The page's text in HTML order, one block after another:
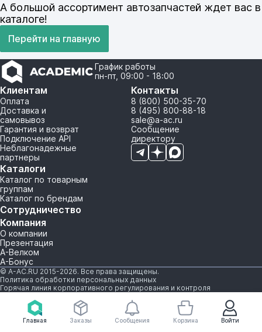
Главная Войти
Заказы Сообщения Корзина
А большой ассортимент автозапчастей ждет вас в
каталоге!
Перейти на главную
График работы
пн-пт, 09:00 - 18:00
Клиентам
Оплата
Доставка и
самовывоз
Гарантия и возврат
Подключение API
Неблагонадежные
партнеры
Каталоги
Каталог по товарным
группам
Каталог по брендам
Сотрудничество
Компания
О компании
Презентация
А-Велком
А-Бонус
Контакты
8 (800) 500-35-70
8 (495) 800-88-18
sale@a-ac.ru
Сообщение
директору
© A-AC.RU 2015-2026. Все права защищены.
Политика обработки персональных данных
Горячая линия корпоративного регулирования и контроля